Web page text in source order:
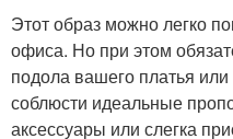
Этот образ можно легко
офиса. Но при этом
подола вашего платья
соблюсти идеальные
аксессуары или слегка